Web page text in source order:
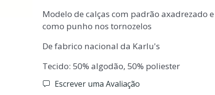
Modelo de calças com padrão axadrezado
como punho nos tornozelos
De fabrico nacional da Karlu's
Tecido: 50% algodão, 50% poliester
Escrever uma Avaliação